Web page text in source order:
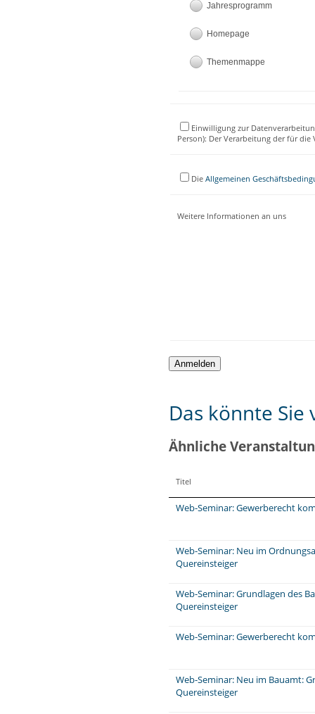
Jahresprogramm
Homepage
Themenmappe
Einwilligung zur
Person): Der Verarbeitung der für
Die Allgemeinen
Weitere Informationen an uns
Das könnte
Ähnliche
Titel
Web-Seminar: Gewerberecht
Web-Seminar: Neu im
Quereinsteiger
Web-Seminar: Grundlagen des
Quereinsteiger
Web-Seminar: Gewerberecht
Web-Seminar: Neu im Bauamt:
Quereinsteiger